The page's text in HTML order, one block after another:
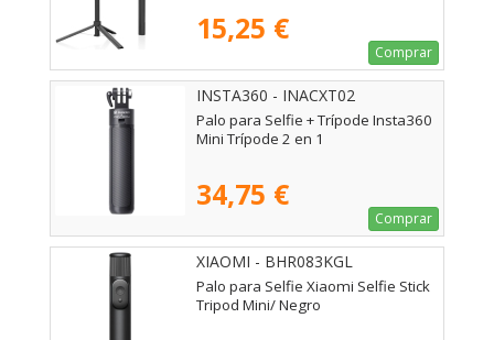
15,25 €
Comprar
INSTA360 - INACXT02
Palo para Selfie + Trípode Insta360
Mini Trípode 2 en 1
34,75 €
Comprar
XIAOMI - BHR083KGL
Palo para Selfie Xiaomi Selfie Stick
Tripod Mini/ Negro